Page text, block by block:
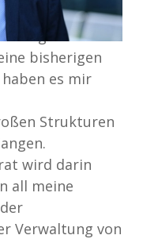
der
bisherigen
es mir
Strukturen
wird darin
all meine
Verwaltung von